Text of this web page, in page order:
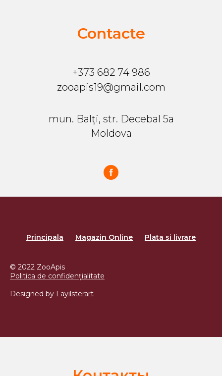
Contacte
+373 682 74 986
zooapis19@gmail.com
mun. Balți, str. Decebal 5a
Moldova
Principala Magazin Online Plata si livrare
© 2022 ZooApis
Politica de confidențialitate
Designed by Layilsterart